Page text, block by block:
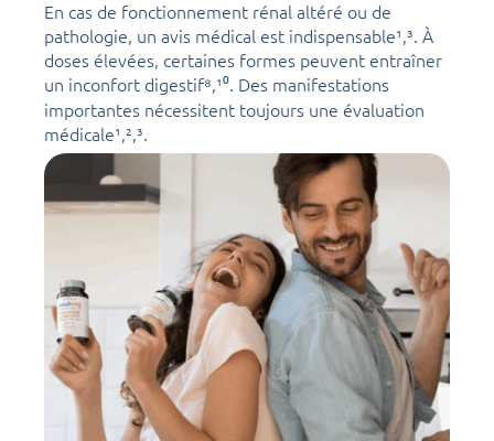
En cas de fonctionnement rénal altéré ou de
pathologie, un avis médical est indispensable¹,³. À
doses élevées, certaines formes peuvent entraîner
un inconfort digestif⁸,¹⁰. Des manifestations
importantes nécessitent toujours une évaluation
médicale¹,²,³.